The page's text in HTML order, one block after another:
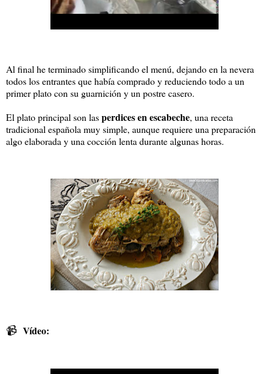
Al final he terminado simplificando el menú, dejando en la nevera
todos los entrantes que había comprado y reduciendo todo a un
primer plato con su guarnición y un postre casero.
El plato principal son lasperdices en escabeche, una receta
tradicional española muy simple, aunque requiere una preparación
algo elaborada y una cocción lenta durante algunas horas.
📹 Vídeo: